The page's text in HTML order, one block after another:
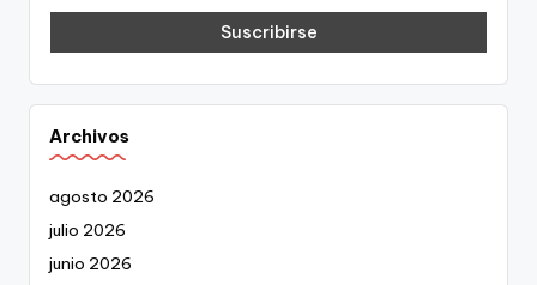
Archivos
agosto 2026
julio 2026
junio 2026